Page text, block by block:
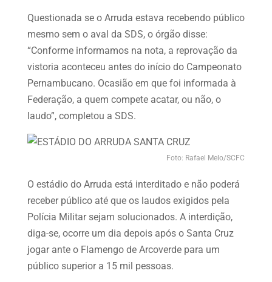
Questionada se o Arruda estava recebendo público
mesmo sem o aval da SDS, o órgão disse:
“Conforme informamos na nota, a reprovação da
vistoria aconteceu antes do início do Campeonato
Pernambucano. Ocasião em que foi informada à
Federação, a quem compete acatar, ou não, o
laudo”, completou a SDS.
Foto: Rafael Melo/SCFC
O estádio do Arruda está interditado e não poderá
receber público até que os laudos exigidos pela
Polícia Militar sejam solucionados. A interdição,
diga-se, ocorre um dia depois após o Santa Cruz
jogar ante o Flamengo de Arcoverde para um
público superior a 15 mil pessoas.